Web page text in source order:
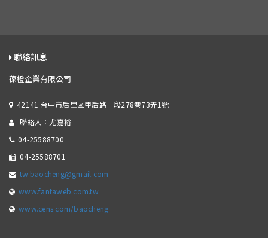
聯絡訊息
葆橙企業有限公司
42141 台中市后里區甲后路一段278巷73弄1號
聯絡人：尤嘉裕
04-25588700
04-25588701
tw.baocheng@gmail.com
www.fantaweb.com.tw
www.cens.com/baocheng